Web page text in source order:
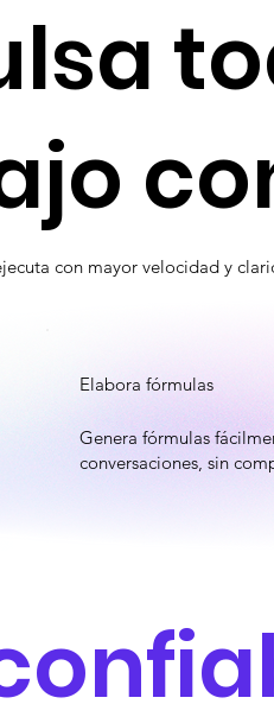
con mayor velocidad y
Elabora fórmulas
Genera fórmulas
conversaciones, sin